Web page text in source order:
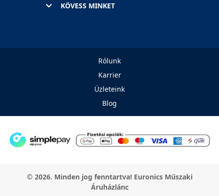
KÖVESS MINKET
Rólunk
Karrier
Üzleteink
Blog
© 2026. Minden jog fenntartva! Euronics Műszaki
Áruházlánc